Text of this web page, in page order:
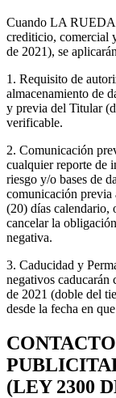
Cuando LA RUEDA
crediticio, comercial
de 2021), se
1. Requisito de
almacenamiento de
y previa del Titular
verificable.
2. Comunicación
cualquier reporte de
riesgo y/o bases de
comunicación previa
(20) días calendario,
cancelar la
negativa.
3. Caducidad y
negativos caducarán
de 2021 (doble del
desde la fecha en
(LEY 2300